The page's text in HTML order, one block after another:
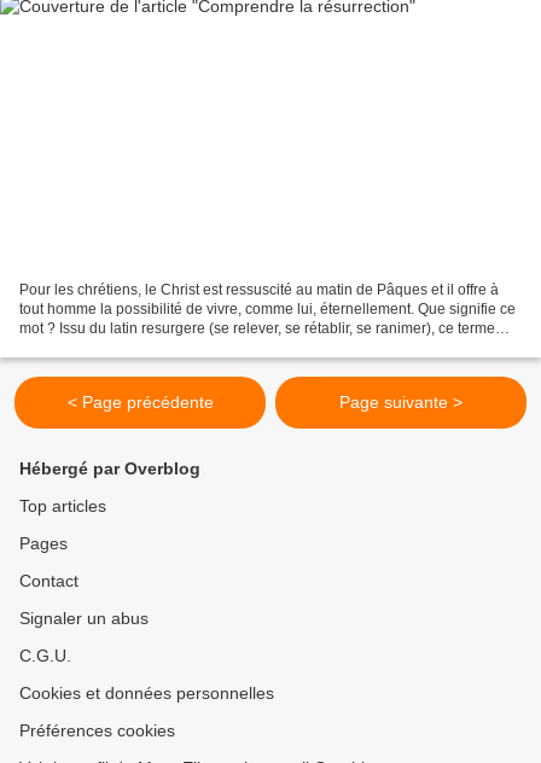
Pour les chrétiens, le Christ est ressuscité au matin de Pâques et il offre à
tout homme la possibilité de vivre, comme lui, éternellement. Que signifie ce
mot ? Issu du latin resurgere (se relever, se rétablir, se ranimer), ce terme
< Page précédente Page suivante >
Hébergé par Overblog
Top articles
Pages
Contact
Signaler un abus
C.G.U.
Cookies et données personnelles
Préférences cookies